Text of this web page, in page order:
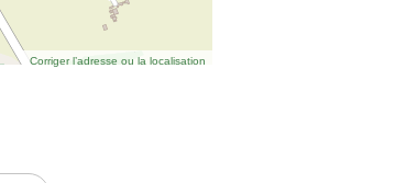
Corriger l’adresse ou la localisation